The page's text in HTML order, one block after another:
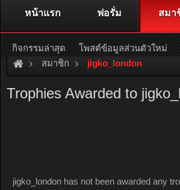
ติดต่อลงโฆษณา racingweb@gmail.comหรื
หรืออ่านรายละเอียดเพิ่มเติม
สมาชิก jigko_london
Trophies Awarded to
jigko_london has not been awarded any
หน้าแรก ฟอรั่ม สมา
กิจกรรมล่าสุด โพสต์ข้อมูลส่วนตัวใหม่